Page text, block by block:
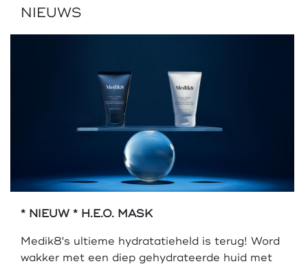
NIEUWS
* NIEUW * H.E.O. MASK
Medik8's ultieme hydratatieheld is terug! Word
wakker met een diep gehydrateerde huid met